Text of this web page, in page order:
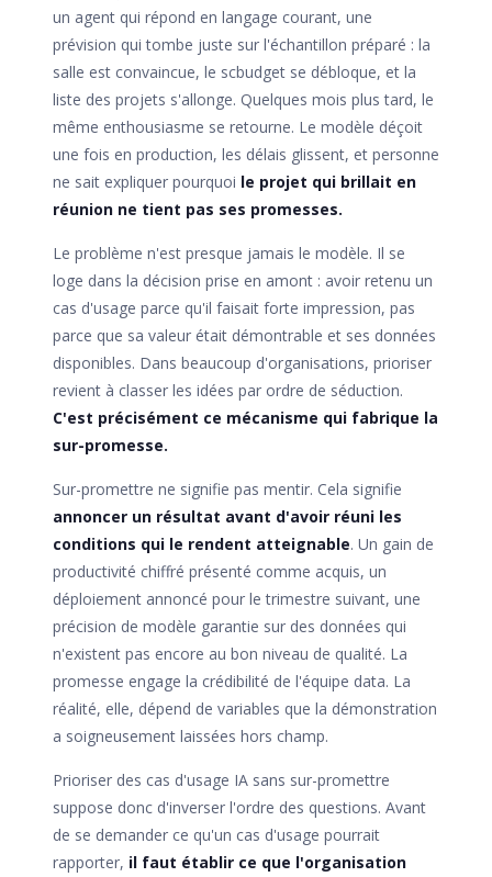
un agent qui répond en langage courant, une
prévision qui tombe juste sur l'échantillon préparé : la
salle est convaincue, le scbudget se débloque, et la
liste des projets s'allonge. Quelques mois plus tard, le
même enthousiasme se retourne. Le modèle déçoit
une fois en production, les délais glissent, et personne
ne sait expliquer pourquoi le projet qui brillait en
réunion ne tient pas ses promesses.
Le problème n'est presque jamais le modèle. Il se
loge dans la décision prise en amont : avoir retenu un
cas d'usage parce qu'il faisait forte impression, pas
parce que sa valeur était démontrable et ses données
disponibles. Dans beaucoup d'organisations, prioriser
revient à classer les idées par ordre de séduction.
C'est précisément ce mécanisme qui fabrique la
sur-promesse.
Sur-promettre ne signifie pas mentir. Cela signifie
annoncer un résultat avant d'avoir réuni les
conditions qui le rendent atteignable. Un gain de
productivité chiffré présenté comme acquis, un
déploiement annoncé pour le trimestre suivant, une
précision de modèle garantie sur des données qui
n'existent pas encore au bon niveau de qualité. La
promesse engage la crédibilité de l'équipe data. La
réalité, elle, dépend de variables que la démonstration
a soigneusement laissées hors champ.
Prioriser des cas d'usage IA sans sur-promettre
suppose donc d'inverser l'ordre des questions. Avant
de se demander ce qu'un cas d'usage pourrait
rapporter, il faut établir ce que l'organisation